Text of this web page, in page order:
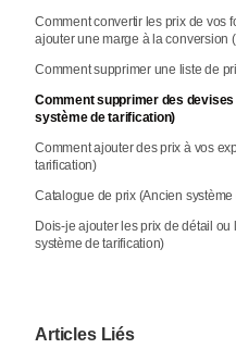
Comment convertir les prix de vos
ajouter une marge à la conversion
Comment supprimer une liste de
Comment supprimer des
système de tarification)
Comment ajouter des prix à vos
tarification)
Catalogue de prix (Ancien
Dois-je ajouter les prix de détail
système de tarification)
Articles Liés